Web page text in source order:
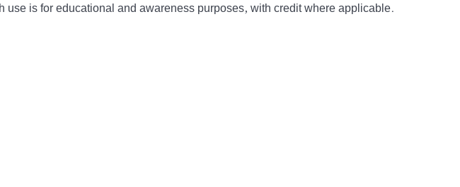
is for educational and awareness purposes, with credit where applicable.